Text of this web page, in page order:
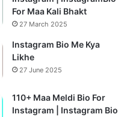
For Maa Kali Bhakt
27 March 2025
Instagram Bio Me Kya
Likhe
27 June 2025
110+ Maa Meldi Bio For
Instagram | Instagram Bio